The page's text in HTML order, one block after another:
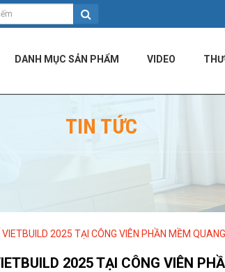
DANH MỤC SẢN PHẨM VIDEO
TIN TỨC
2025 TẠI CÔNG VIÊN PHẦN MỀM
2025 TẠI CÔNG VIÊN